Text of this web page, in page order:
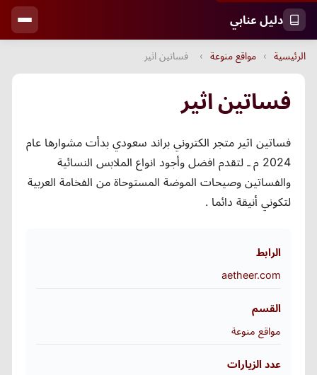
دليل عنابي
الرئيسية › مواقع منوعة › فساتين اثير
فساتين اثير
فساتين اثير متجر الكتروني براند سعودي بدأت مشوارها عام
2024 م ـ لتقدم افضل وأجود انواع الملابس النسائية
والفساتين وصيحات الموضة المستوحاة من الفخامة العربية
لتكوني أنيقة دائما .
الرابط
aetheer.com
القسم
مواقع منوعة
عدد الزيارات